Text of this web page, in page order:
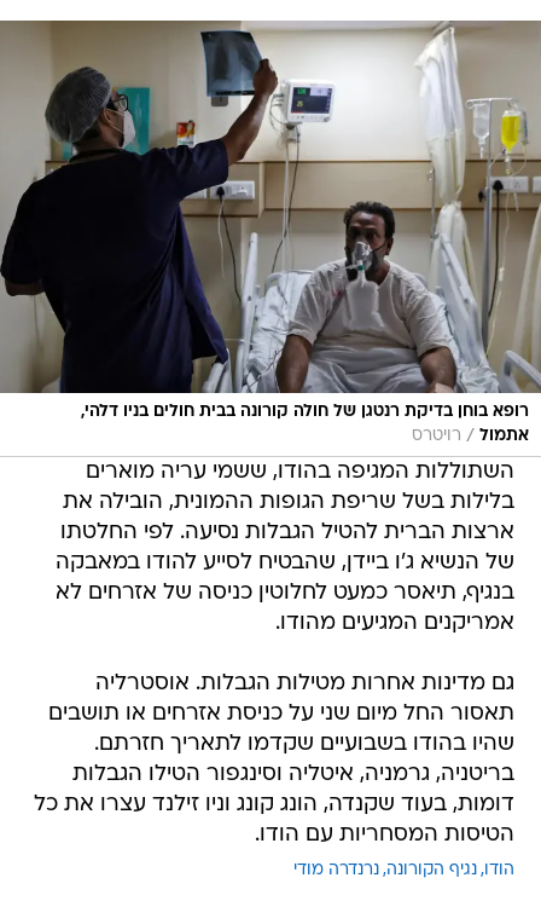
רופא בוחן בדיקת רנטגן של חולה קורונה בבית חולים בניו דלהי,
אתמול / רויטרס
השתוללות המגיפה בהודו, ששמי עריה מוארים
בלילות בשל שריפת הגופות ההמונית, הובילה את
ארצות הברית להטיל הגבלות נסיעה. לפי החלטתו
של הנשיא ג'ו ביידן, שהבטיח לסייע להודו במאבקה
בנגיף, תיאסר כמעט לחלוטין כניסה של אזרחים לא
אמריקנים המגיעים מהודו.
גם מדינות אחרות מטילות הגבלות. אוסטרליה
תאסור החל מיום שני על כניסת אזרחים או תושבים
שהיו בהודו בשבועיים שקדמו לתאריך חזרתם.
בריטניה, גרמניה, איטליה וסינגפור הטילו הגבלות
דומות, בעוד שקנדה, הונג קונג וניו זילנד עצרו את כל
הטיסות המסחריות עם הודו.
הודו נגיף הקורונה נרנדרה מודי